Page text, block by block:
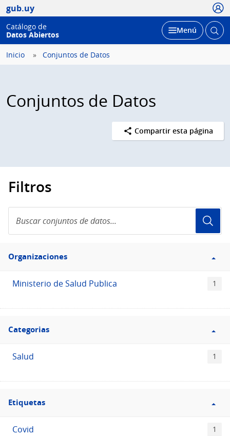
gub.uy
Catálogo de
Datos Abiertos
Desplegar
Menú Abrir
Inicio Conjuntos de Datos
Conjuntos de Datos
Compartir esta página
Filtros
conjuntos
de
Filtro
Organizaciones
Organizaciones
Ministerio de Salud Publica 1
Filtro
Categorias
Categorias
Salud 1
Filtro
Etiquetas
Etiquetas
Covid 1